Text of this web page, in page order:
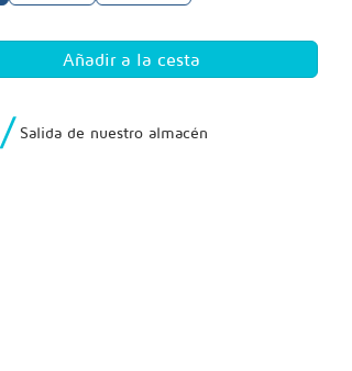
/ Salida de nuestro almacén